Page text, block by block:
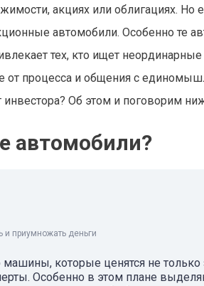
акцияx или облигациях. Но
автомобили. Особенно те
тех, кто ищет неординарные
от процесса и общения с
Об этом и поговорим
автомобили?
и приумножать деньги
которые ценятся не
Особенно в этом плане